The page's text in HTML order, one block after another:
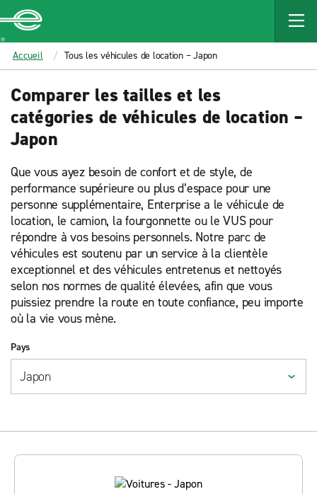
MAIN
CONTENT
Enterprise
Accueil Tous les véhicules de location – Japon
Comparer les tailles et les
catégories de véhicules de location –
Japon
Que vous ayez besoin de confort et de style, de
performance supérieure ou plus d’espace pour une
personne supplémentaire, Enterprise a le véhicule de
location, le camion, la fourgonnette ou le VUS pour
répondre à vos besoins personnels. Notre parc de
véhicules est soutenu par un service à la clientèle
exceptionnel et des véhicules entretenus et nettoyés
selon nos normes de qualité élevées, afin que vous
puissiez prendre la route en toute confiance, peu importe
où la vie vous mène.
Pays